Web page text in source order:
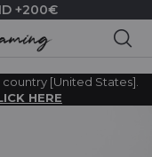
+200€
[United States].
HERE